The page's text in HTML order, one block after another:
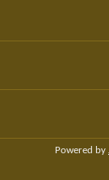
Powered by